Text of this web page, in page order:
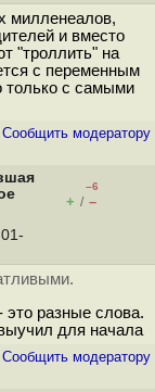
милленеалов,
и вместо
"троллить" на
с переменным
только с самыми
Cообщить модератору
–6
+ / –
разные слова.
для начала
Cообщить модератору